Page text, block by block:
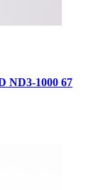
ND3-1000 67